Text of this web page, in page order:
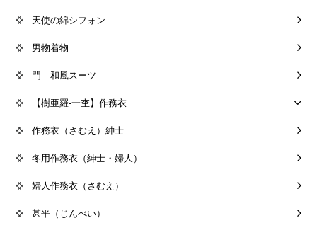
天使の綿シフォン
男物着物
門 和風スーツ
【樹亜羅-一杢】作務衣
作務衣（さむえ）紳士
冬用作務衣（紳士・婦人）
婦人作務衣（さむえ）
甚平（じんべい）